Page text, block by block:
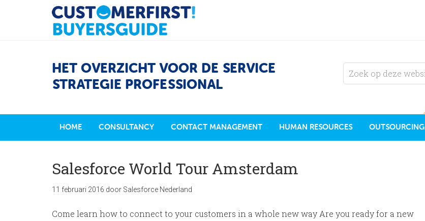
HET OVERZICHT VOOR DE SERVICE
STRATEGIE PROFESSIONAL
HOME CONSULTANCY CONTACT MANAGEMENT HUMAN RESOURCES OUTSOURCING
Salesforce World Tour Amsterdam
11 februari 2016 door Salesforce Nederland
Come learn how to connect to your customers in a whole new way Are you ready for a new